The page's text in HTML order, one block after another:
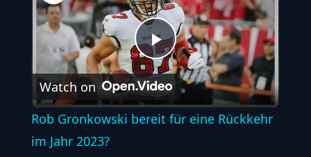
Play
Video
Watch on
Rob Gronkowski bereit für eine Rückkehr
im Jahr 2023?